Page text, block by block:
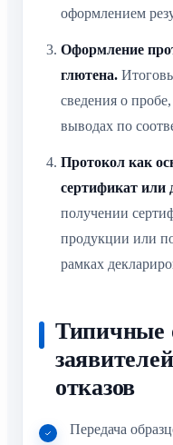
Оформление
Итоговый
методиках,
соответствию.
Протокол как
сертификат или
получении
продукции или
рамках
и
не признаются